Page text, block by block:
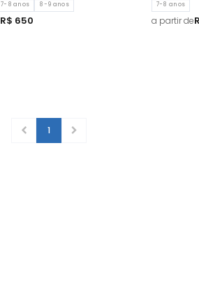
7-8 anos 8-9 anos
R$ 650
7-8 anos
a partir de
1